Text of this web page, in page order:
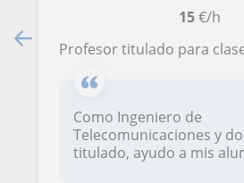
15€/h
Profesor titulado para clases de
Como Ingeniero de
Telecomunicaciones y
titulado, ayudo a mis